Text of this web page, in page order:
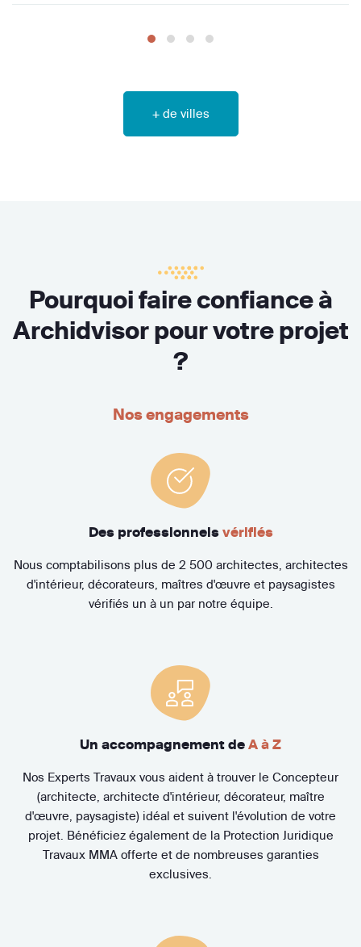
+ de villes
Pourquoi faire confiance à
Archidvisor pour votre projet
?
Nos engagements
Des professionnels vérifiés
Nous comptabilisons plus de 2 500 architectes, architectes
d'intérieur, décorateurs, maîtres d'œuvre et paysagistes
vérifiés un à un par notre équipe.
Un accompagnement de A à Z
Nos Experts Travaux vous aident à trouver le Concepteur
(architecte, architecte d'intérieur, décorateur, maître
d'œuvre, paysagiste) idéal et suivent l'évolution de votre
projet. Bénéficiez également de la Protection Juridique
Travaux MMA offerte et de nombreuses garanties
exclusives.